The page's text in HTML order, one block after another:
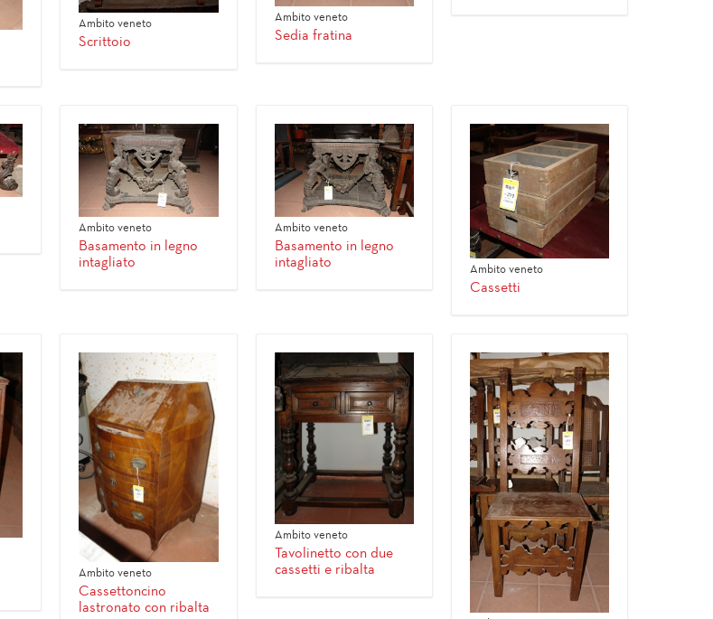
Ambito veneto
Scrittoio
Ambito veneto
Sedia fratina
Ambito veneto
Basamento in legno
intagliato
Ambito veneto
Basamento in legno
intagliato
Ambito veneto
Cassetti
Ambito veneto
Cassettoncino
lastronato con ribalta
Ambito veneto
Tavolinetto con due
cassetti e ribalta